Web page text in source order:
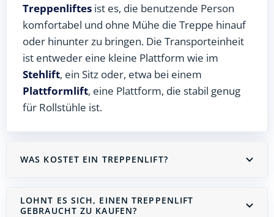
Treppenliftes ist es, die benutzende Person
komfortabel und ohne Mühe die Treppe hinauf
oder hinunter zu bringen. Die Transporteinheit
ist entweder eine kleine Plattform wie im
Stehlift, ein Sitz oder, etwa bei einem
Plattformlift, eine Plattform, die stabil genug
für Rollstühle ist.
WAS KOSTET EIN TREPPENLIFT?
LOHNT ES SICH, EINEN TREPPENLIFT
GEBRAUCHT ZU KAUFEN?